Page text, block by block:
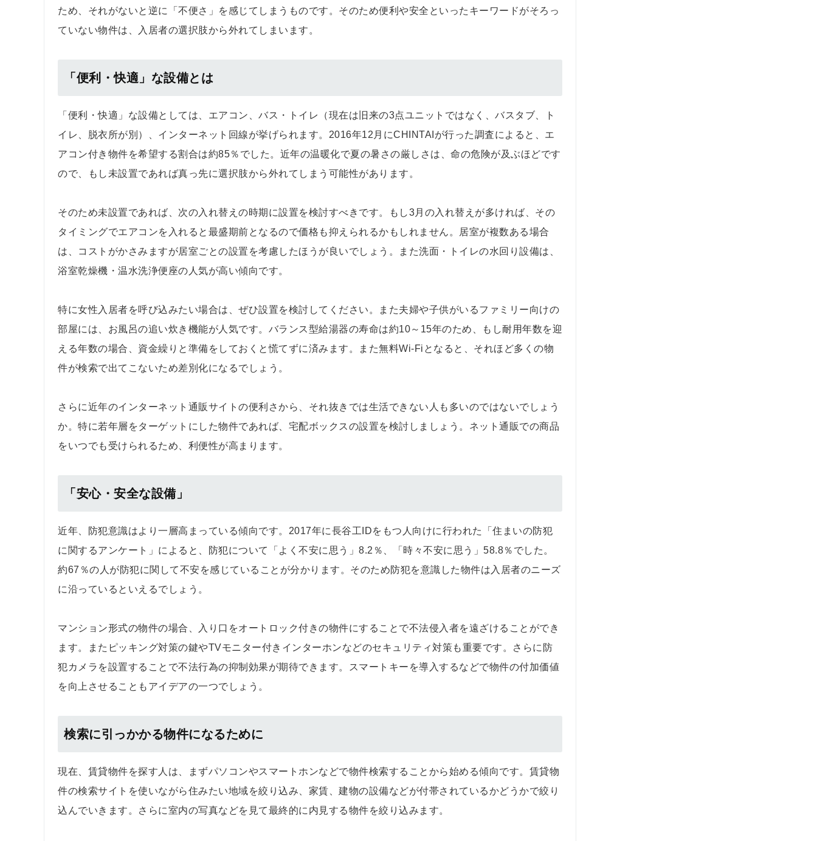
ため、それがないと逆に「不便さ」を感じてしまうものです。そのため便利や安全といったキーワードがそろっ
ていない物件は、入居者の選択肢から外れてしまいます。
「便利・快適」な設備とは
「便利・快適」な設備としては、エアコン、バス・トイレ（現在は旧来の3点ユニットではなく、バスタブ、ト
イレ、脱衣所が別）、インターネット回線が挙げられます。2016年12月にCHINTAIが行った調査によると、エ
アコン付き物件を希望する割合は約85％でした。近年の温暖化で夏の暑さの厳しさは、命の危険が及ぶほどです
ので、もし未設置であれば真っ先に選択肢から外れてしまう可能性があります。
そのため未設置であれば、次の入れ替えの時期に設置を検討すべきです。もし3月の入れ替えが多ければ、その
タイミングでエアコンを入れると最盛期前となるので価格も抑えられるかもしれません。居室が複数ある場合
は、コストがかさみますが居室ごとの設置を考慮したほうが良いでしょう。また洗面・トイレの水回り設備は、
浴室乾燥機・温水洗浄便座の人気が高い傾向です。
特に女性入居者を呼び込みたい場合は、ぜひ設置を検討してください。また夫婦や子供がいるファミリー向けの
部屋には、お風呂の追い炊き機能が人気です。バランス型給湯器の寿命は約10～15年のため、もし耐用年数を迎
える年数の場合、資金繰りと準備をしておくと慌てずに済みます。また無料Wi-Fiとなると、それほど多くの物
件が検索で出てこないため差別化になるでしょう。
さらに近年のインターネット通販サイトの便利さから、それ抜きでは生活できない人も多いのではないでしょう
か。特に若年層をターゲットにした物件であれば、宅配ボックスの設置を検討しましょう。ネット通販での商品
をいつでも受けられるため、利便性が高まります。
「安心・安全な設備」
近年、防犯意識はより一層高まっている傾向です。2017年に長谷工IDをもつ人向けに行われた「住まいの防犯
に関するアンケート」によると、防犯について「よく不安に思う」8.2％、「時々不安に思う」58.8％でした。
約67％の人が防犯に関して不安を感じていることが分かります。そのため防犯を意識した物件は入居者のニーズ
に沿っているといえるでしょう。
マンション形式の物件の場合、入り口をオートロック付きの物件にすることで不法侵入者を遠ざけることができ
ます。またピッキング対策の鍵やTVモニター付きインターホンなどのセキュリティ対策も重要です。さらに防
犯カメラを設置することで不法行為の抑制効果が期待できます。スマートキーを導入するなどで物件の付加価値
を向上させることもアイデアの一つでしょう。
検索に引っかかる物件になるために
現在、賃貸物件を探す人は、まずパソコンやスマートホンなどで物件検索することから始める傾向です。賃貸物
件の検索サイトを使いながら住みたい地域を絞り込み、家賃、建物の設備などが付帯されているかどうかで絞り
込んでいきます。さらに室内の写真などを見て最終的に内見する物件を絞り込みます。